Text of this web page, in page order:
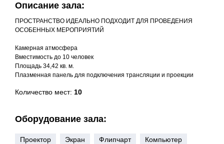
Описание зала:
ПРОСТРАНСТВО ИДЕАЛЬНО ПОДХОДИТ ДЛЯ ПРОВЕДЕНИЯ
ОСОБЕННЫХ МЕРОПРИЯТИЙ
Камерная атмосфера
Вместимость до 10 человек
Площадь 34,42 кв. м.
Плазменная панель для подключения трансляции и проекции
Количество мест: 10
Оборудование зала:
Проектор Экран Флипчарт
Компьютер